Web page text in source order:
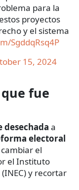
para la
proyectos
y el sistema
SgddqRsq4P
15, 2024
fue
desechada a
electoral
el
el Instituto
y recortar